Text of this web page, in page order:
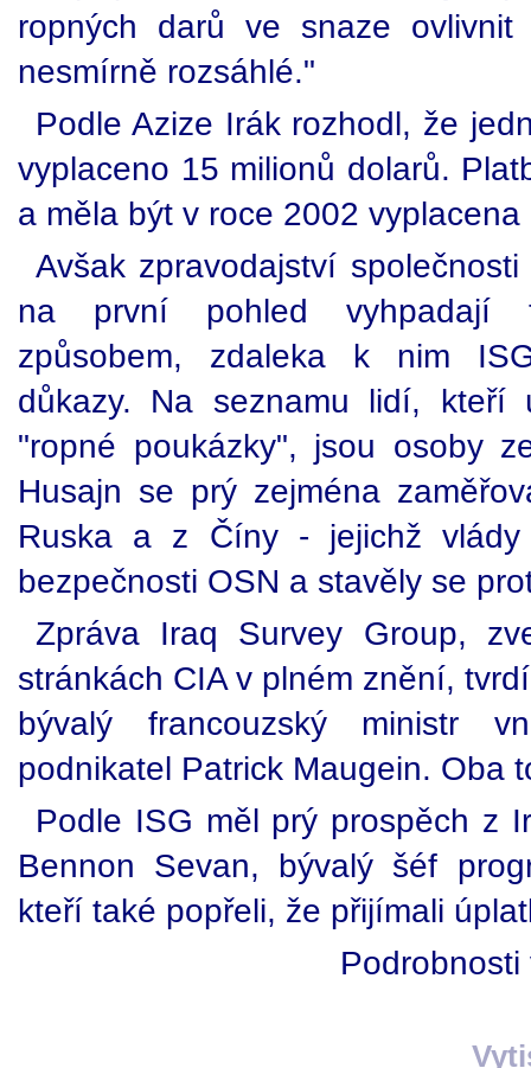
ropných darů ve snaze
nesmírně rozsáhlé."
Podle Azize Irák rozhodl, že
vyplaceno 15 milionů dolarů.
a měla být v roce 2002 vyplacena
Avšak zpravodajství
na první pohled vyhpadají
způsobem, zdaleka k nim
důkazy. Na seznamu lidí, kteří
"ropné poukázky", jsou osoby
Husajn se prý zejména
Ruska a z Číny - jejichž
bezpečnosti OSN a stavěly se
Zpráva Iraq Survey Group,
stránkách CIA v plném znění,
bývalý francouzský ministr
podnikatel Patrick Maugein. Oba
Podle ISG měl prý prospěch z
Bennon Sevan, bývalý šéf
kteří také popřeli, že přijímali